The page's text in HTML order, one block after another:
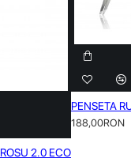
2.0 ECO
PENSETA
188,00RON